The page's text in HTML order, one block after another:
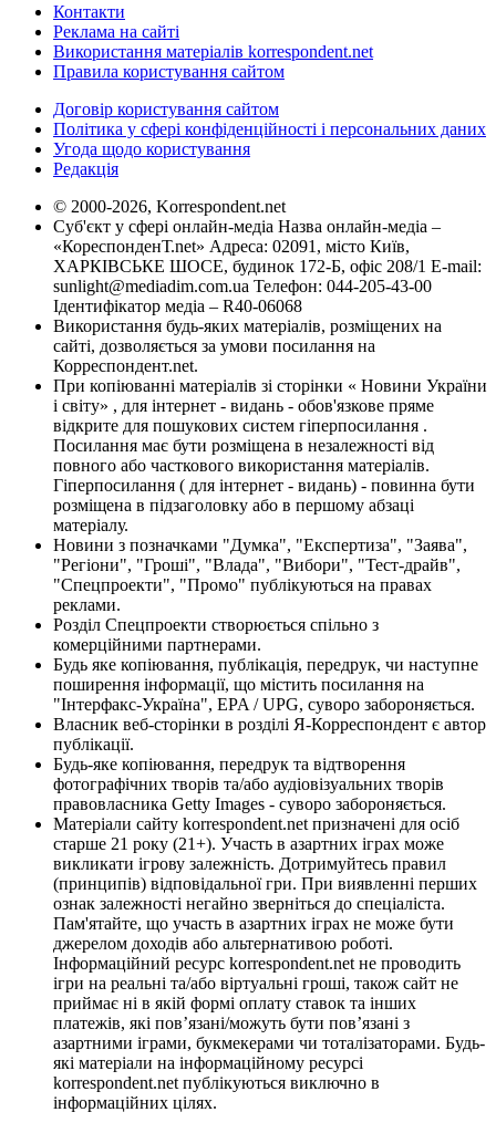
Контакти
Реклама на сайті
Використання матеріалів korrespondent.net
Правила користування сайтом
Договір користування сайтом
Політика у сфері конфіденційності і персональних даних
Угода щодо користування
Редакція
© 2000-2026, Korrespondent.net
Суб'єкт у сфері онлайн-медіа Назва онлайн-медіа –
«КореспонденТ.net» Адреса: 02091, місто Київ,
ХАРКІВСЬКЕ ШОСЕ, будинок 172-Б, офіс 208/1 E-mail:
sunlight@mediadim.com.ua Телефон: 044-205-43-00
Ідентифікатор медіа – R40-06068
Використання будь-яких матеріалів, розміщених на
сайті, дозволяється за умови посилання на
Корреспондент.net.
При копіюванні матеріалів зі сторінки « Новини України
і світу» , для інтернет - видань - обов'язкове пряме
відкрите для пошукових систем гіперпосилання .
Посилання має бути розміщена в незалежності від
повного або часткового використання матеріалів.
Гіперпосилання ( для інтернет - видань) - повинна бути
розміщена в підзаголовку або в першому абзаці
матеріалу.
Новини з позначками "Думка", "Експертиза", "Заява",
"Регіони", "Гроші", "Влада", "Вибори", "Тест-драйв",
"Спецпроекти", "Промо" публікуються на правах
реклами.
Розділ Спецпроекти створюється спільно з
комерційними партнерами.
Будь яке копіювання, публікація, передрук, чи наступне
поширення інформації, що містить посилання на
"Інтерфакс-Україна", EPA / UPG, суворо забороняється.
Власник веб-сторінки в розділі Я-Корреспондент є автор
публікації.
Будь-яке копіювання, передрук та відтворення
фотографічних творів та/або аудіовізуальних творів
правовласника Getty Images - суворо забороняється.
Матеріали сайту korrespondent.net призначені для осіб
старше 21 року (21+). Участь в азартних іграх може
викликати ігрову залежність. Дотримуйтесь правил
(принципів) відповідальної гри. При виявленні перших
ознак залежності негайно зверніться до спеціаліста.
Пам'ятайте, що участь в азартних іграх не може бути
джерелом доходів або альтернативою роботі.
Інформаційний ресурс korrespondent.net не проводить
ігри на реальні та/або віртуальні гроші, також сайт не
приймає ні в якій формі оплату ставок та інших
платежів, які пов’язані/можуть бути пов’язані з
азартними іграми, букмекерами чи тоталізаторами. Будь-
які матеріали на інформаційному ресурсі
korrespondent.net публікуються виключно в
інформаційних цілях.